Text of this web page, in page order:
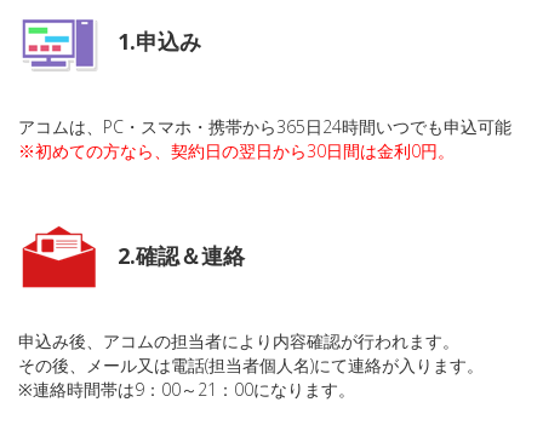
1.申込み
アコムは、PC・スマホ・携帯から365日24時間いつでも申込可能
※初めての方なら、契約日の翌日から30日間は金利0円。
2.確認＆連絡
申込み後、アコムの担当者により内容確認が行われます。
その後、メール又は電話(担当者個人名)にて連絡が入ります。
※連絡時間帯は9：00～21：00になります。